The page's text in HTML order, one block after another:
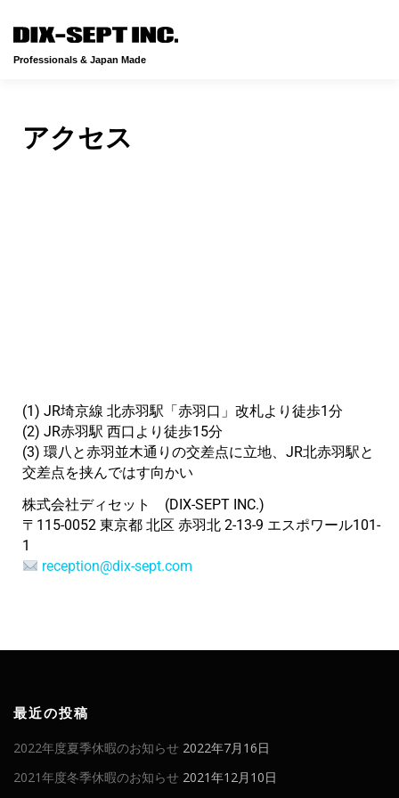
Professionals & Japan Made
アクセス
(1) JR埼京線 北赤羽駅「赤羽口」改札より徒歩1分
(2) JR赤羽駅 西口より徒歩15分
(3) 環八と赤羽並木通りの交差点に立地、JR北赤羽駅と
交差点を挟んではす向かい
株式会社ディセット (DIX-SEPT INC.)
〒115-0052 東京都 北区 赤羽北 2-13-9 エスポワール101-
1
reception@dix-sept.com
最近の投稿
2022年度夏季休暇のお知らせ 2022年7月16日
2021年度冬季休暇のお知らせ 2021年12月10日